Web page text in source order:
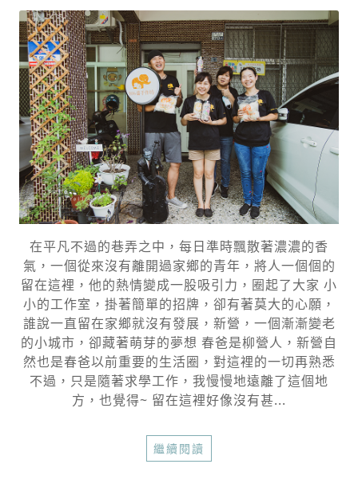
在平凡不過的巷弄之中，每日準時飄散著濃濃的香
氣，一個從來沒有離開過家鄉的青年，將人一個個的
留在這裡，他的熱情變成一股吸引力，圈起了大家 小
小的工作室，掛著簡單的招牌，卻有著莫大的心願，
誰說一直留在家鄉就沒有發展，新營，一個漸漸變老
的小城市，卻藏著萌芽的夢想 春爸是柳營人，新營自
然也是春爸以前重要的生活圈，對這裡的一切再熟悉
不過，只是隨著求學工作，我慢慢地遠離了這個地
方，也覺得~ 留在這裡好像沒有甚...
繼續閱讀